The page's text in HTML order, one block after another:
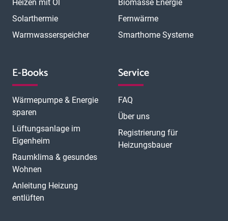
Heizen mit Öl
Solarthermie
Warmwasserspeicher
Biomasse Energie
Fernwärme
Smarthome Systeme
E-Books
Wärmepumpe & Energie
sparen
Lüftungsanlage im
Eigenheim
Raumklima & gesundes
Wohnen
Anleitung Heizung
entlüften
Service
FAQ
Über uns
Registrierung für
Heizungsbauer